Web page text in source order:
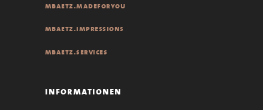
mbaetz.madeforyou
mbaetz.impressions
mbaetz.services
informationen